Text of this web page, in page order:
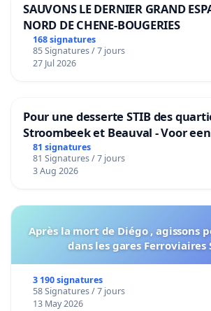
SAUVONS LE DERNIER GRAND
NORD DE CHENE-BOUGERIES
168 signatures
85 Signatures / 7 jours
27 Jul 2026
Pour une desserte STIB des
Stroombeek et Beauval - Voor
bediening van de wijken
Voor
81 signatures
81 Signatures / 7 jours
3 Aug 2026
Après la mort de Diégo , agissons
dans les gares Ferroviaires
3 190 signatures
58 Signatures / 7 jours
13 May 2026